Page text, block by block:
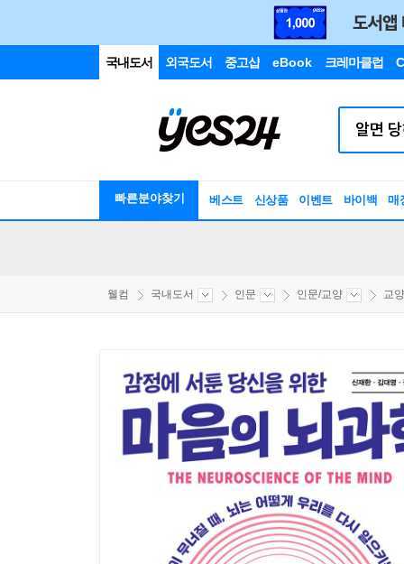
국내도서 외국도서 중고샵 eBook 크레마클럽
빠른분야찾기 베스트 신상품 이벤트 바이백 매
웰컴 국내도서 인문 인문/교양 교